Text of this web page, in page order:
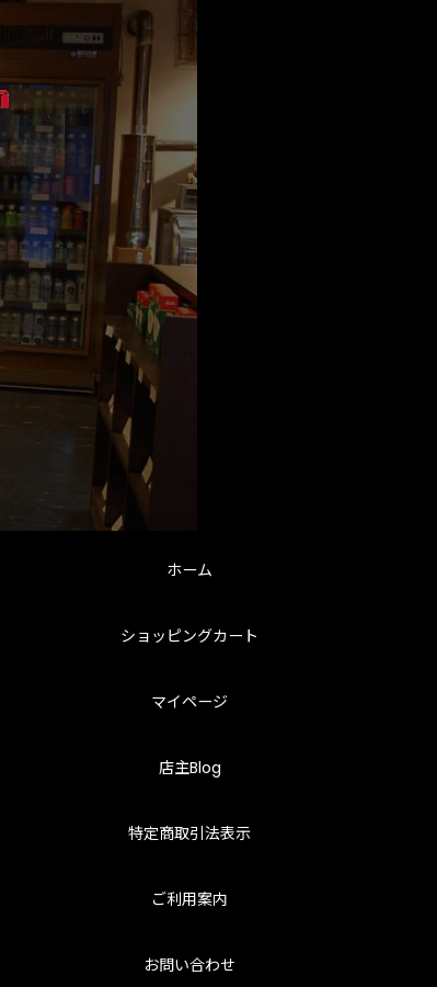
ホーム
ショッピングカート
マイページ
店主Blog
特定商取引法表示
ご利用案内
お問い合わせ